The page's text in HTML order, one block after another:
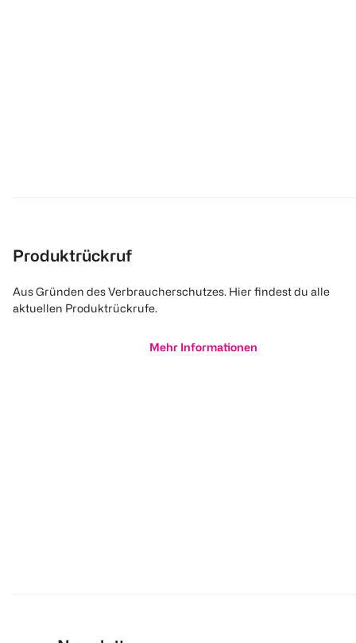
Produktrückruf
Aus Gründen des Verbraucherschutzes. Hier findest du alle
aktuellen Produktrückrufe.
Mehr Informationen